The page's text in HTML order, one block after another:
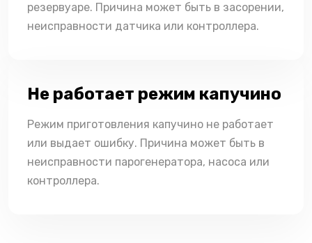
резервуаре. Причина может быть в засорении,
неисправности датчика или контроллера.
Не работает режим капучино
Режим приготовления капучино не работает
или выдает ошибку. Причина может быть в
неисправности парогенератора, насоса или
контроллера.